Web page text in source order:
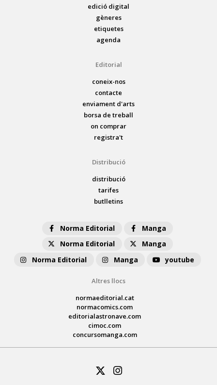
edició digital
gèneres
etiquetes
agenda
Editorial
coneix-nos
contacte
enviament d'arts
borsa de treball
on comprar
registra't
Distribució
distribució
tarifes
butlletins
Norma Editorial
Manga
Norma Editorial
Manga
Norma Editorial
Manga youtube
Altres llocs
normaeditorial.cat
normacomics.com
editorialastronave.com
cimoc.com
concursomanga.com
Twitter
Instagram